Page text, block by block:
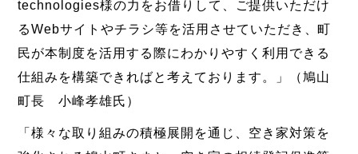
technologies様の力をお借りして、ご提供いただけ
るWebサイトやチラシ等を活用させていただき、町
民が本制度を活用する際にわかりやすく利用できる
仕組みを構築できればと考えております。」（鳩山
町長 小峰孝雄氏）
「様々な取り組みの積極展開を通じ、空き家対策を